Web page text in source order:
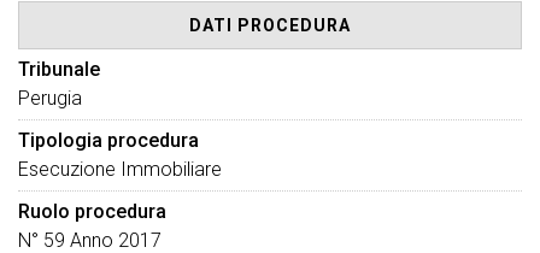
DATI PROCEDURA
Tribunale
Perugia
Tipologia procedura
Esecuzione Immobiliare
Ruolo procedura
N° 59 Anno 2017